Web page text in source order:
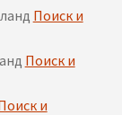
Поиск и
Поиск и
и